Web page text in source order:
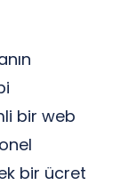
bir web
bir ücret